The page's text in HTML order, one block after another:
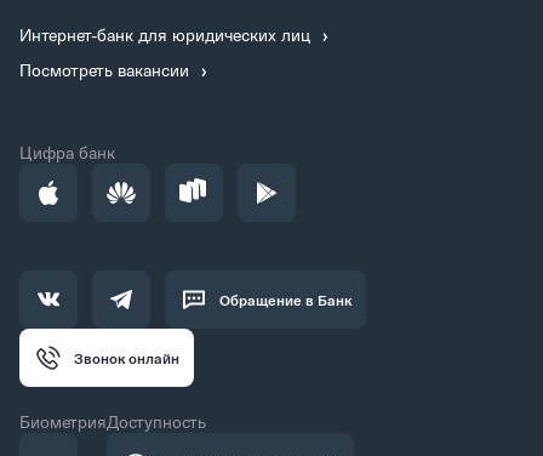
Интернет-банк для юридических лиц
Посмотреть вакансии
Цифра банк
Обращение в Банк
Звонок онлайн
БиометрияДоступность